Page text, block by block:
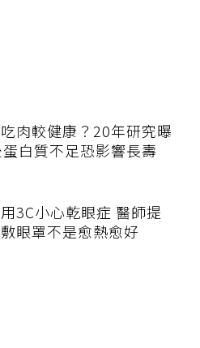
肉較健康？20年研究曝
白質不足恐影響長壽
3C小心乾眼症 醫師提
眼罩不是愈熱愈好